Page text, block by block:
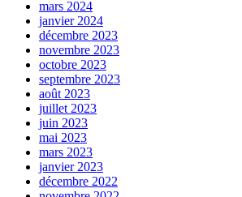
mars 2024
janvier 2024
décembre 2023
novembre 2023
octobre 2023
septembre 2023
août 2023
juillet 2023
juin 2023
mai 2023
mars 2023
janvier 2023
décembre 2022